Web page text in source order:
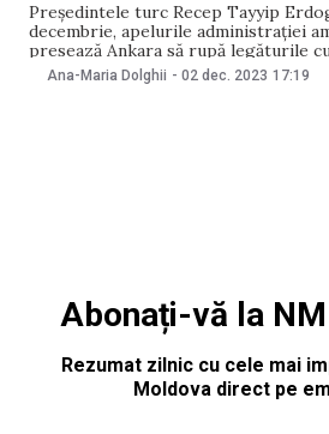
Preşedintele turc Recep Tayyip
decembrie, apelurile administraţiei
presează Ankara să rupă legăturile
Hamas, relatează Digi24.ro. De
precizat că Hamas, care în octombrie
Ana-Maria Dolghii - 02 dec. 2023 17:19
Abonați-vă la
Rezumat zilnic cu cele mai
Moldova direct pe